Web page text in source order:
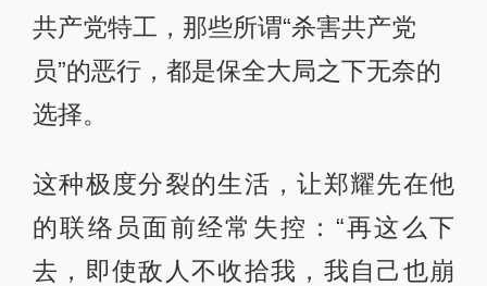
共产党特工，那些所谓“杀害共产党
员”的恶行，都是保全大局之下无奈的
选择。
这种极度分裂的生活，让郑耀先在他
的联络员面前经常失控：“再这么下
去，即使敌人不收拾我，我自己也崩